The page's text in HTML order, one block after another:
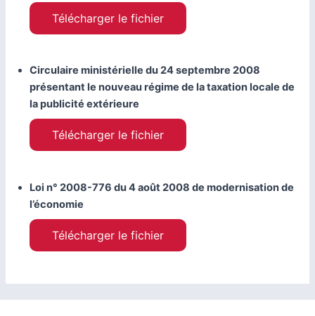
Télécharger le fichier
Circulaire ministérielle du 24 septembre 2008
présentant le nouveau régime de la taxation locale de
la publicité extérieure
Télécharger le fichier
Loi n° 2008-776 du 4 août 2008 de modernisation de
l’économie
Télécharger le fichier